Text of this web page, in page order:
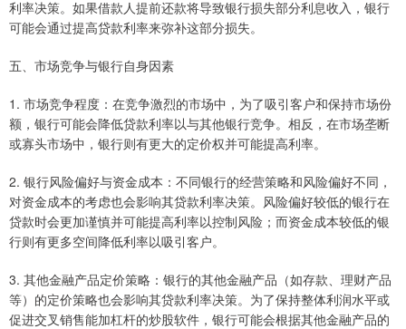
利率决策。如果借款人提前还款将导致银行损失部分利息收入，银行
可能会通过提高贷款利率来弥补这部分损失。
五、市场竞争与银行自身因素
1. 市场竞争程度：在竞争激烈的市场中，为了吸引客户和保持市场份
额，银行可能会降低贷款利率以与其他银行竞争。相反，在市场垄断
或寡头市场中，银行则有更大的定价权并可能提高利率。
2. 银行风险偏好与资金成本：不同银行的经营策略和风险偏好不同，
对资金成本的考虑也会影响其贷款利率决策。风险偏好较低的银行在
贷款时会更加谨慎并可能提高利率以控制风险；而资金成本较低的银
行则有更多空间降低利率以吸引客户。
3. 其他金融产品定价策略：银行的其他金融产品（如存款、理财产品
等）的定价策略也会影响其贷款利率决策。为了保持整体利润水平或
促进交叉销售能加杠杆的炒股软件，银行可能会根据其他金融产品的